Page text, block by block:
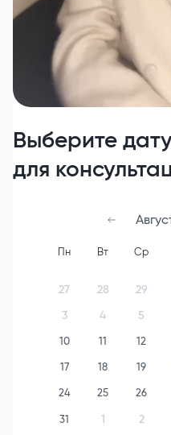
Выберите
для
Пн Вт Ср
27 28 29
3 4 5
10 12
17 18 19
24 25 26
31 1 2